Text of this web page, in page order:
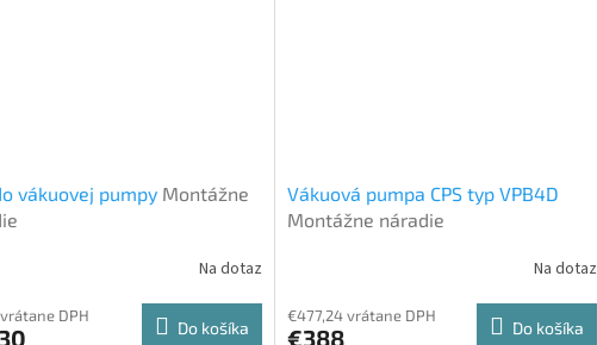
vákuovej pumpy Montážne
Na dotaz
DPH
Do košíka
Vákuová pumpa CPS typ VPB4D
Montážne náradie
Na dotaz
€477,24 vrátane DPH
€388 Do košíka